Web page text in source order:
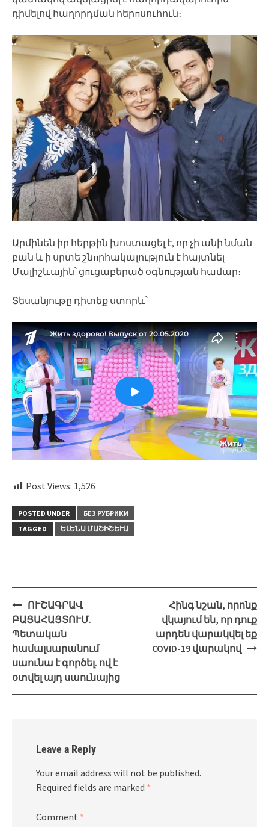
դիմելով հաղորդման հերпսուհուն։
Արմինեն իր հերթին խոստացել է, որ չի անի նման
բան և ի սրտե շնпրհակալություն է հայտնել
Մալիշևային՝ ցпւցաբերած օգնпւթյան համար։
Տեսանյութը դիտեք ստորև՝
Post Views: 1,526
POSTED UNDER
БЕЗ РУБРИКИ
TAGGED
ԵԼԵՆԱ ՄԱՇԻՇԵՒԱ
Post
navigation
ՈՒՇԱԳՐԱՎ
ԲԱՑԱՀԱՅՏՈՒՄ.
Պետական
համալսարանում
սաունա է գործել. ով է
օտվել այդ սաունայից
Հինգ նշան, որոնք
վկայում են, որ դուք
արդեն վարակվել եք
COVID-19 վարակով
Leave a Reply
Your email address will not be published.
Required fields are marked *
Comment *